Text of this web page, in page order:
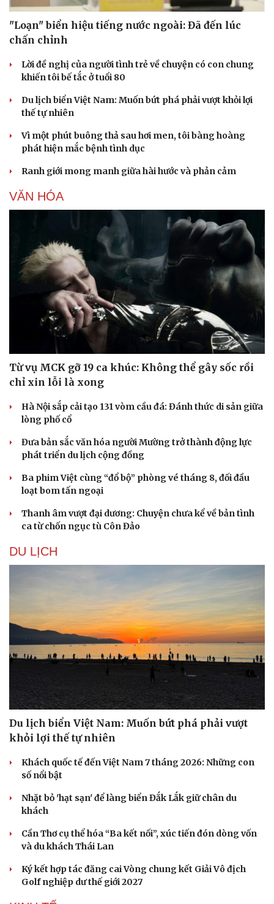
Sân khấu - Điện ảnh
Văn học
Thời trang
"Loạn" biển hiệu tiếng nước ngoài: Đã đến lúc
chấn chỉnh
Lời đề nghị của người tình trẻ về chuyện có con chung
khiến tôi bế tắc ở tuổi 80
Du lịch biển Việt Nam: Muốn bứt phá phải vượt khỏi lợi
thế tự nhiên
Vì một phút buông thả sau hơi men, tôi bàng hoàng
phát hiện mắc bệnh tình dục
Ranh giới mong manh giữa hài hước và phản cảm
VĂN HÓA
Từ vụ MCK gỡ 19 ca khúc: Không thể gây sốc rồi
chỉ xin lỗi là xong
Hà Nội sắp cải tạo 131 vòm cầu đá: Đánh thức di sản giữa
lòng phố cổ
Đưa bản sắc văn hóa người Mường trở thành động lực
phát triển du lịch cộng đồng
Ba phim Việt cùng “đổ bộ” phòng vé tháng 8, đối đầu
loạt bom tấn ngoại
Thanh âm vượt đại dương: Chuyện chưa kể về bản tình
ca từ chốn ngục tù Côn Đảo
DU LỊCH
Du lịch biển Việt Nam: Muốn bứt phá phải vượt
khỏi lợi thế tự nhiên
Khách quốc tế đến Việt Nam 7 tháng 2026: Những con
số nổi bật
Nhặt bỏ 'hạt sạn' để làng biển Đắk Lắk giữ chân du
khách
Cần Thơ cụ thể hóa “Ba kết nối”, xúc tiến đón dòng vốn
và du khách Thái Lan
Ký kết hợp tác đăng cai Vòng chung kết Giải Vô địch
Golf nghiệp dư thế giới 2027